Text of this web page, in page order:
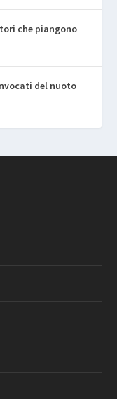
che piangono
del nuoto